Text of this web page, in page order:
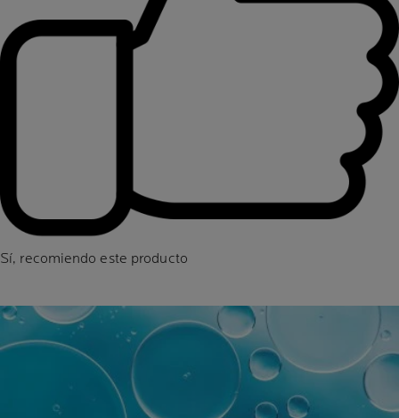
Sí, recomiendo este producto